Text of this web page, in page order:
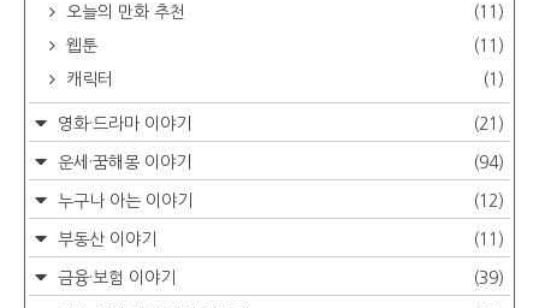
오늘의 만화 추천
(11)
웹툰
(11)
캐릭터
(1)
영화·드라마 이야기 (21)
운세·꿈해몽 이야기 (94)
누구나 아는 이야기 (12)
부동산 이야기 (11)
금융·보험 이야기 (39)